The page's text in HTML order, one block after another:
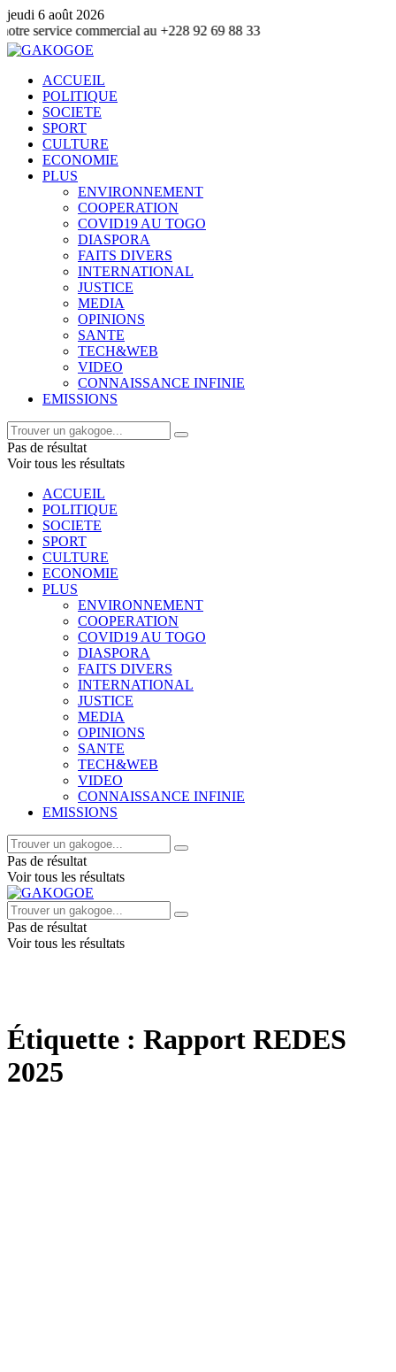
jeudi 6 août 2026
commercial au +228 92 69 88 33
ACCUEIL
POLITIQUE
SOCIETE
SPORT
CULTURE
ECONOMIE
PLUS
ENVIRONNEMENT
COOPERATION
COVID19 AU TOGO
DIASPORA
FAITS DIVERS
INTERNATIONAL
JUSTICE
MEDIA
OPINIONS
SANTE
TECH&WEB
VIDEO
CONNAISSANCE INFINIE
EMISSIONS
Pas de résultat
Voir tous les résultats
ACCUEIL
POLITIQUE
SOCIETE
SPORT
CULTURE
ECONOMIE
PLUS
ENVIRONNEMENT
COOPERATION
COVID19 AU TOGO
DIASPORA
FAITS DIVERS
INTERNATIONAL
JUSTICE
MEDIA
OPINIONS
SANTE
TECH&WEB
VIDEO
CONNAISSANCE INFINIE
EMISSIONS
Pas de résultat
Voir tous les résultats
Pas de résultat
Voir tous les résultats
Étiquette : Rapport REDES
2025